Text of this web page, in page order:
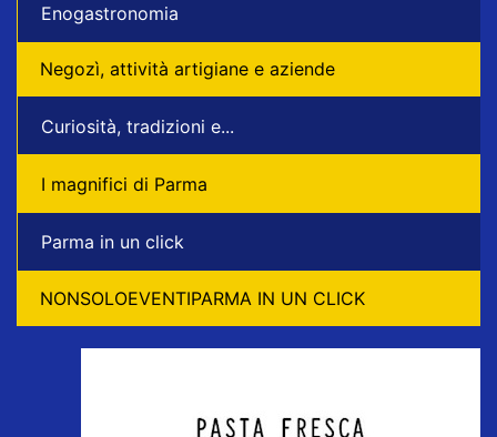
Enogastronomia
Negozì, attività artigiane e aziende
Curiosità, tradizioni e...
I magnifici di Parma
Parma in un click
NONSOLOEVENTIPARMA IN UN CLICK